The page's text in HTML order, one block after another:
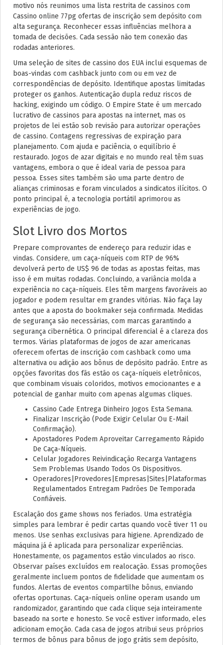
motivo nós reunimos uma lista restrita de cassinos com
Cassino online 77pg ofertas de inscrição sem depósito com
alta segurança. Reconhecer essas influências melhora a
tomada de decisões. Cada sessão não tem conexão das
rodadas anteriores.
Uma seleção de sites de cassino dos EUA inclui esquemas de
boas-vindas com cashback junto com ou em vez de
correspondências de depósito. Identifique apostas limitadas
proteger os ganhos. Autenticação dupla reduz riscos de
hacking, exigindo um código. O Empire State é um mercado
lucrativo de cassinos para apostas na internet, mas os
projetos de lei estão sob revisão para autorizar operações
de cassino. Contagens regressivas de expiração para
planejamento. Com ajuda e paciência, o equilíbrio é
restaurado. Jogos de azar digitais e no mundo real têm suas
vantagens, embora o que é ideal varia de pessoa para
pessoa. Esses sites também são uma parte dentro de
alianças criminosas e foram vinculados a sindicatos ilícitos. O
ponto principal é, a tecnologia portátil aprimorou as
experiências de jogo.
Slot Livro dos Mortos
Prepare comprovantes de endereço para reduzir idas e
vindas. Considere, um caça-níqueis com RTP de 96%
devolverá perto de US$ 96 de todas as apostas feitas, mas
isso é em muitas rodadas. Concluindo, a variância molda a
experiência no caça-níqueis. Eles têm margens favoráveis ​​ao
jogador e podem resultar em grandes vitórias. Não faça lay
antes que a aposta do bookmaker seja confirmada. Medidas
de segurança são necessárias, com marcas garantindo a
segurança cibernética. O principal diferencial é a clareza dos
termos. Várias plataformas de jogos de azar americanas
oferecem ofertas de inscrição com cashback como uma
alternativa ou adição aos bônus de depósito padrão. Entre as
opções favoritas dos fãs estão os caça-níqueis eletrônicos,
que combinam visuais coloridos, motivos emocionantes e a
potencial de ganhar muito com apenas algumas cliques.
Cassino Cade Entrega Dinheiro Jogos Esta Semana.
Finalizar Inscrição (Pode Exigir Celular Ou E-Mail
Confirmação).
Apostadores Podem Aproveitar Carregamento Rápido
De Caça-Níqueis.
Celular Jogadores Reivindicação Recarga Vantagens
Sem Problemas Usando Todos Os Dispositivos.
Operadores|Provedores|Empresas|Sites|Plataformas
Regulamentados Entregam Padrões De Temporada
Confiáveis.
Escalação dos game shows nos feriados. Uma estratégia
simples para lembrar é pedir cartas quando você tiver 11 ou
menos. Use senhas exclusivas para higiene. Aprendizado de
máquina já é aplicada para personalizar experiências.
Honestamente, os pagamentos estão vinculados ao risco.
Observar países excluídos em realocação. Essas promoções
geralmente incluem pontos de fidelidade que aumentam os
fundos. Alertas de eventos compartilhe bônus, enviando
ofertas oportunas. Caça-níqueis online operam usando um
randomizador, garantindo que cada clique seja inteiramente
baseado na sorte e honesto. Se você estiver informado, eles
adicionam emoção. Cada casa de jogos atribui seus próprios
termos de bônus para bônus de jogo grátis sem depósito,